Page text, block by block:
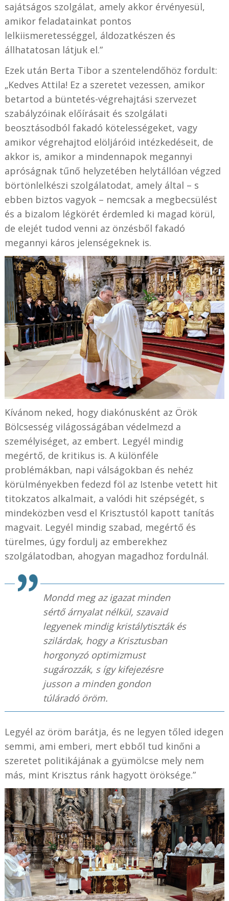
sajátságos szolgálat, amely akkor érvényesül,
amikor feladatainkat pontos
lelkiismeretességgel, áldozatkészen és
állhatatosan látjuk el.”
Ezek után Berta Tibor a szentelendőhöz fordult:
„Kedves Attila! Ez a szeretet vezessen, amikor
betartod a büntetés-végrehajtási szervezet
szabályzóinak előírásait és szolgálati
beosztásodból fakadó kötelességeket, vagy
amikor végrehajtod elöljáróid intézkedéseit, de
akkor is, amikor a mindennapok megannyi
apróságnak tűnő helyzetében helytállóan végzed
börtönlelkészi szolgálatodat, amely által – s
ebben biztos vagyok – nemcsak a megbecsülést
és a bizalom légkörét érdemled ki magad körül,
de elejét tudod venni az önzésből fakadó
megannyi káros jelenségeknek is.
Kívánom neked, hogy diakónusként az Örök
Bölcsesség világosságában védelmezd a
személyiséget, az embert. Legyél mindig
megértő, de kritikus is. A különféle
problémákban, napi válságokban és nehéz
körülményekben fedezd föl az Istenbe vetett hit
titokzatos alkalmait, a valódi hit szépségét, s
mindeközben vesd el Krisztustól kapott tanítás
magvait. Legyél mindig szabad, megértő és
türelmes, úgy fordulj az emberekhez
szolgálatodban, ahogyan magadhoz fordulnál.
Mondd meg az igazat minden
sértő árnyalat nélkül, szavaid
legyenek mindig kristálytiszták és
szilárdak, hogy a Krisztusban
horgonyzó optimizmust
sugározzák, s így kifejezésre
jusson a minden gondon
túláradó öröm.
Legyél az öröm barátja, és ne legyen tőled idegen
semmi, ami emberi, mert ebből tud kinőni a
szeretet politikájának a gyümölcse mely nem
más, mint Krisztus ránk hagyott öröksége.”